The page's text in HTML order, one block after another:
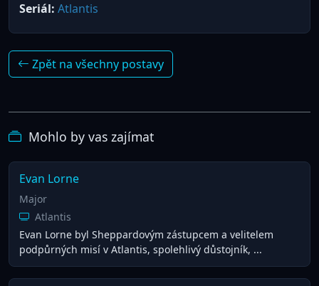
Seriál: Atlantis
Zpět na všechny postavy
Mohlo by vas zajímat
Evan Lorne
Major
Atlantis
Evan Lorne byl Sheppardovým zástupcem a velitelem
podpůrných misí v Atlantis, spolehlivý důstojník, ...